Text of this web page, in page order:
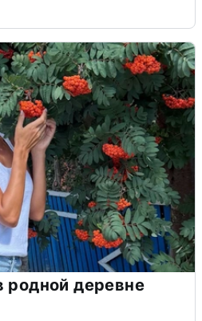
родной деревне